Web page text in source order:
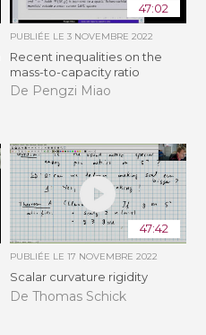
47:02
PUBLIÉE LE 3 NOVEMBRE 2022
Recent inequalities on the
mass-to-capacity ratio
De Pengzi Miao
47:42
PUBLIÉE LE 17 NOVEMBRE 2022
Scalar curvature rigidity
De Thomas Schick